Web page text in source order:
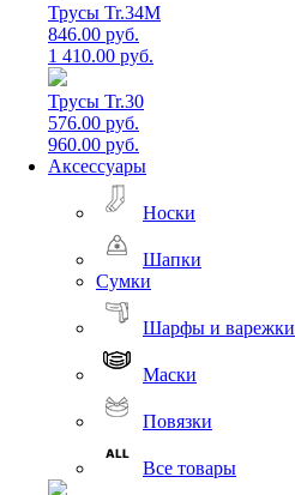
Трусы Tr.34M
846.00 руб.
1 410.00 руб.
Трусы Tr.30
576.00 руб.
960.00 руб.
Аксессуары
Носки
Шапки
Сумки
Шарфы и варежки
Маски
Повязки
Все товары